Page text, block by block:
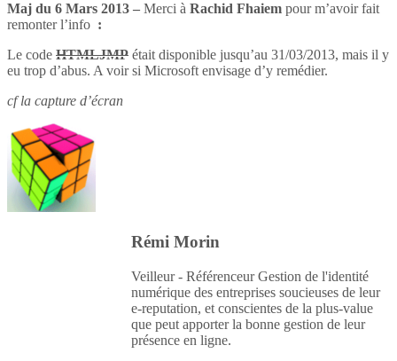
Maj du 6 Mars 2013 – Merci à Rachid Fhaiem pour m’avoir fait
remonter l’info :
Le code HTMLJMP était disponible jusqu’au 31/03/2013, mais il y
eu trop d’abus. A voir si Microsoft envisage d’y remédier.
cf la capture d’écran
Rémi Morin
Veilleur - Référenceur Gestion de l'identité
numérique des entreprises soucieuses de leur
e-reputation, et conscientes de la plus-value
que peut apporter la bonne gestion de leur
présence en ligne.